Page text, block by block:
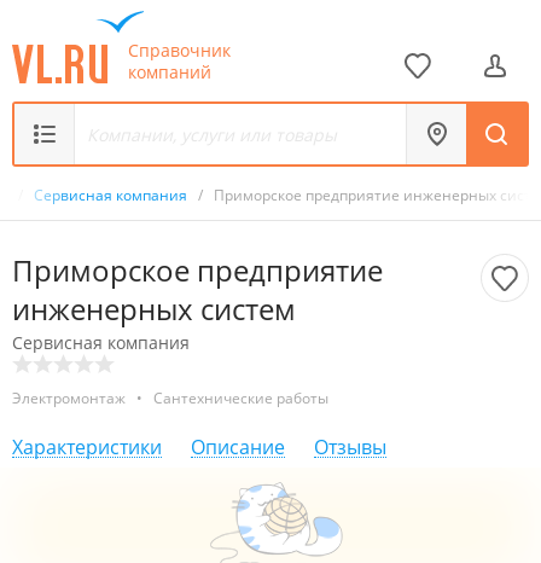
Справочник
компаний
Сервисная компания / Приморское предприятие инженерных
Приморское предприятие
инженерных систем
Сервисная компания
Электромонтаж • Сантехнические работы
Характеристики Описание Отзывы